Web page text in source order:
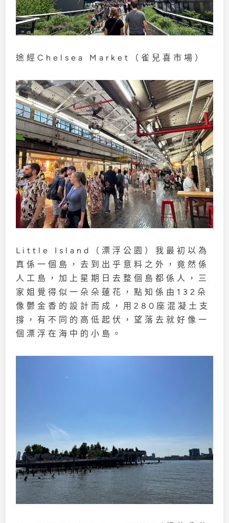
途經Chelsea Market（雀兒喜市場）
Little Island（漂浮公園）我最初以為
真係一個島，去到出乎意料之外，竟然係
人工島，加上星期日去整個島都係人，三
家姐覺得似一朵朵蓮花，點知係由132朵
像鬱金香的設計而成，用280座混凝土支
撐，有不同的高低起伏，望落去就好像一
個漂浮在海中的小島。